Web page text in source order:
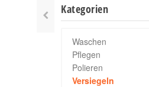
Kategorien
Waschen
Pflegen
Polieren
Versiegeln